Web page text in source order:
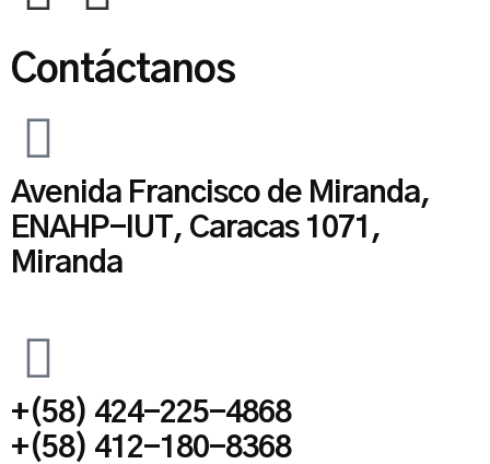
Contáctanos
Avenida Francisco de Miranda,
ENAHP-IUT, Caracas 1071,
Miranda
+(58) 424-225-4868
+(58) 412-180-8368